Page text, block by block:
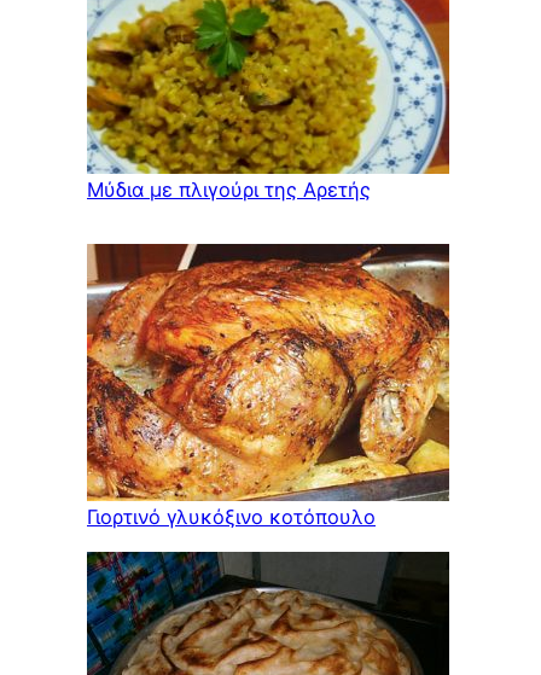
Μύδια με πλιγούρι της Αρετής
Γιορτινό γλυκόξινο κοτόπουλο